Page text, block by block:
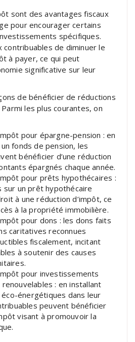
sont des avantages fiscaux
pour encourager certains
spécifiques.
de diminuer le
à payer, ce qui peut
significative sur leur
de bénéficier de réductions
les plus courantes, on
pour épargne-pension : en
fonds de pension, les
bénéficier d’une réduction
épargnés chaque année.
pour prêts hypothécaires :
un prêt hypothécaire
à une réduction d’impôt, ce
à la propriété immobilière.
pour dons : les dons faits
caritatives reconnues
fiscalement, incitant
à soutenir des causes
pour investissements
: en installant
énergétiques dans leur
peuvent bénéficier
visant à promouvoir la